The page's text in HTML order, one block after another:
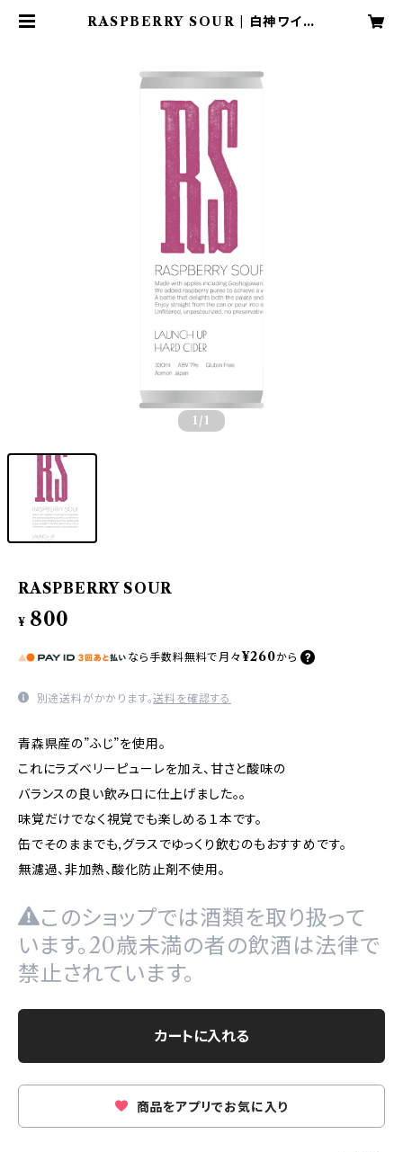
RASPBERRY SOUR | 白神ワイナ
1 /1
RASPBERRY SOUR
¥ 800
なら 手数料無料で 月々¥260から
別途送料がかかります。送料を確認する
青森県産の”ふじ”を使用。
これにラズベリーピューレを加え、甘さと酸味の
バランスの良い飲み口に仕上げました。。
味覚だけでなく視覚でも楽しめる１本です。
缶でそのままでも,グラスでゆっくり飲むのもおすすめです。
無濾過、非加熱、酸化防止剤不使用。
このショップでは酒類を取り扱って
います。20歳未満の者の飲酒は法律で
禁止されています。
カートに入れる
商品をアプリでお気に入り